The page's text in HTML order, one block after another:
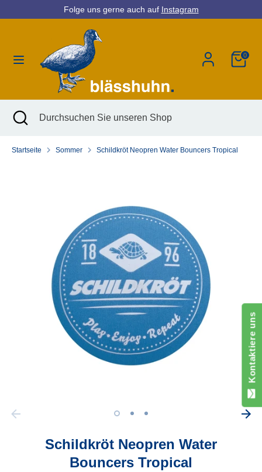
zum
Folge uns gerne auch auf Instagram
0
Währung
SuchenDurchsuchen
Sie
unseren
Shop
SuchenDurchsuchen
Shop
Suche
schließen
Startseite Sommer Schildkröt Neopren Water Bouncers Tropical
Schildkröt Neopren Water
Bouncers Tropical
Kontaktiere uns